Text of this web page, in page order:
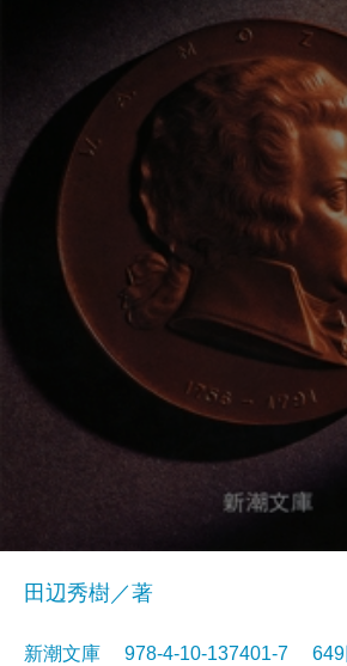
田辺秀樹／著
新潮文庫 978-4-10-137401-7